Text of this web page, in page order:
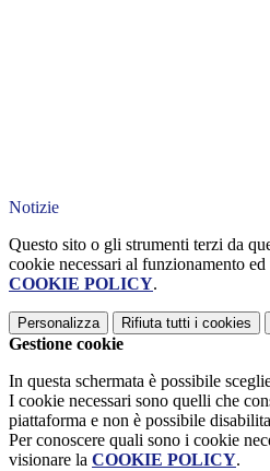
Notizie
Questo sito o gli strumenti terzi da
cookie necessari al funzionamento
COOKIE POLICY.
Personalizza Rifiuta tutti i cookies
Gestione cookie
In questa schermata è possibile
I cookie necessari sono quelli che
piattaforma e non è possibile
Per conoscere quali sono i cookie
visionare la COOKIE POLICY.